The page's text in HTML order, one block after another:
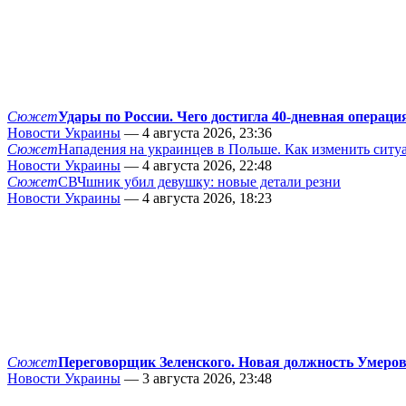
СюжетУдары по России. Чего достигла 40-дневная
Новости Украины — 4 августа 2026, 23:36
СюжетНападения на украинцев в Польше. Как изменить
Новости Украины — 4 августа 2026, 22:48
СюжетСВЧшник убил девушку: новые детали резни
Новости Украины — 4 августа 2026, 18:23
СюжетПереговорщик Зеленского. Новая должность
Новости Украины — 3 августа 2026, 23:48